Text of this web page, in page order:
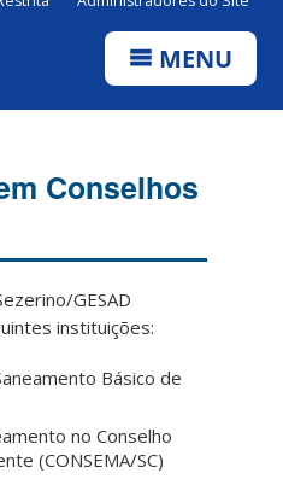
MENU
Conselhos
GESAD
instituições:
Básico de
no Conselho
(CONSEMA/SC)